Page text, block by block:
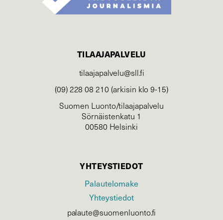
TILAAJAPALVELU
tilaajapalvelu@sll.fi
(09) 228 08 210 (arkisin klo 9-15)
Suomen Luonto/tilaajapalvelu
Sörnäistenkatu 1
00580 Helsinki
YHTEYSTIEDOT
Palautelomake
Yhteystiedot
palaute@suomenluonto.fi